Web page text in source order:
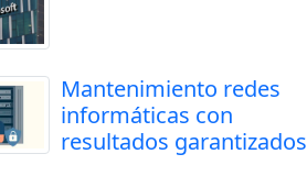
Mantenimiento redes
informáticas con
resultados garantizados